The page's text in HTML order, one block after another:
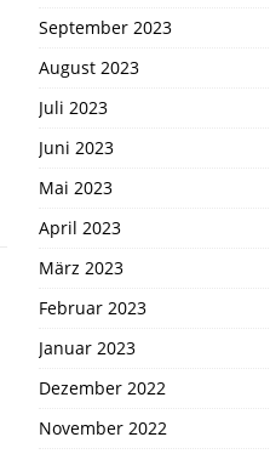
September 2023
August 2023
Juli 2023
Juni 2023
Mai 2023
April 2023
März 2023
Februar 2023
Januar 2023
Dezember 2022
November 2022